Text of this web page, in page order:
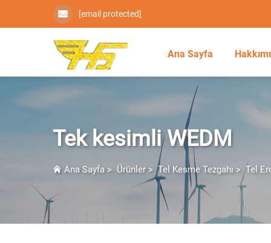
[email protected]
Ana Sayfa
Tek kesimli WEDM
Ana Sayfa> Ürünler >Tel Kesme Tezgahı >Tel